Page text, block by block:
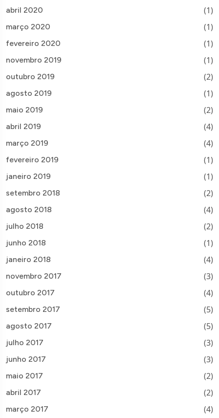
abril 2020 (1)
março 2020 (1)
fevereiro 2020 (1)
novembro 2019 (1)
outubro 2019 (2)
agosto 2019 (1)
maio 2019 (2)
abril 2019 (4)
março 2019 (4)
fevereiro 2019 (1)
janeiro 2019 (1)
setembro 2018 (2)
agosto 2018 (4)
julho 2018 (2)
junho 2018 (1)
janeiro 2018 (4)
novembro 2017 (3)
outubro 2017 (4)
setembro 2017 (5)
agosto 2017 (5)
julho 2017 (3)
junho 2017 (3)
maio 2017 (2)
abril 2017 (2)
março 2017 (4)